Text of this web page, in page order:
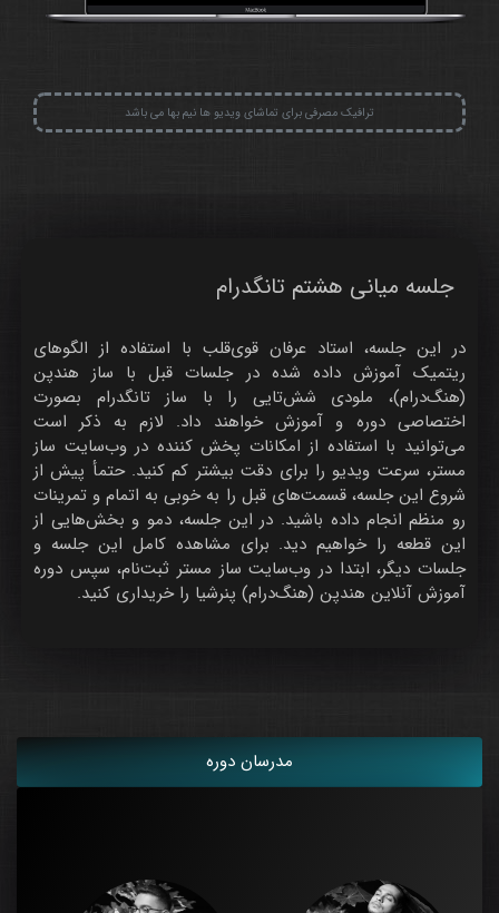
ترافیک مصرفی برای تماشای ویدیو ها نیم بها می باشد
جلسه میانی هشتم تانگدرام
در این جلسه، استاد عرفان قوی‌قلب با استفاده از الگوهای
ریتمیک آموزش داده شده در جلسات قبل با ساز هندپن
(هنگ‌درام)، ملودی شش‌تایی را با ساز تانگدرام بصورت
اختصاصی دوره و آموزش خواهند داد. لازم به ذکر است
می‌توانید با استفاده از امکانات پخش کننده در وب‌سایت ساز
مستر، سرعت ویدیو را برای دقت بیشتر کم کنید. حتمأ پیش از
شروع این جلسه، قسمت‌های قبل را به خوبی به اتمام و تمرینات
رو منظم انجام داده باشید. در این جلسه، دمو و بخش‌هایی از
این قطعه را خواهیم دید. برای مشاهده کامل این جلسه و
جلسات دیگر، ابتدا در وب‌سایت ساز مستر ثبت‌نام، سپس دوره
آموزش آنلاین هندپن (هنگ‌درام) پنرشیا را خریداری کنید.
مدرسان دوره